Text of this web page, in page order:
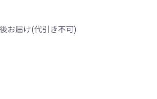
お届け(代引き不可)